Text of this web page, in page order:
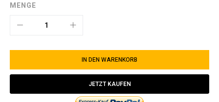
MENGE
IN DEN WARENKORB
JETZT KAUFEN